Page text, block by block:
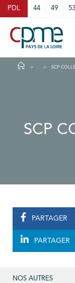
PDL 44 49 53
SCP
SCP
PARTAGER
PARTAGER
NOS AUTRES
Cookies